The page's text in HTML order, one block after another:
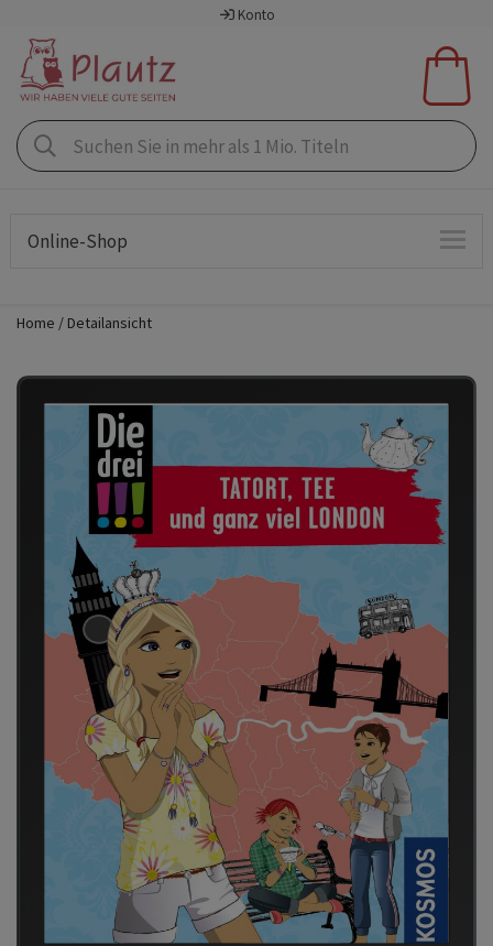
Konto
Online-Shop
Home Detailansicht